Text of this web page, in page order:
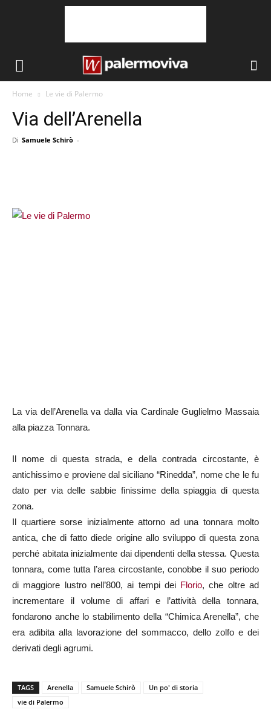
Home Le vie di Palermo
Via dell’Arenella
Di Samuele Schirò -
La via dell’Arenella va dalla via Cardinale Guglielmo Massaia
alla piazza Tonnara.
Il nome di questa strada, e della contrada circostante, è
antichissimo e proviene dal siciliano “Rinedda”, nome che le fu
dato per via delle sabbie finissime della spiaggia di questa
zona.
Il quartiere sorse inizialmente attorno ad una tonnara molto
antica, che di fatto diede origine allo sviluppo di questa zona
perché abitata inizialmente dai dipendenti della stessa. Questa
tonnara, come tutta l’area circostante, conobbe il suo periodo
di maggiore lustro nell’800, ai tempi dei Florio, che oltre ad
incrementare il volume di affari e l’attività della tonnara,
fondarono anche lo stabilimento della “Chimica Arenella”, che
era adibita alla lavorazione del sommacco, dello zolfo e dei
derivati degli agrumi.
TAGS Arenella Samuele Schirò
Un po' di storia
vie di Palermo